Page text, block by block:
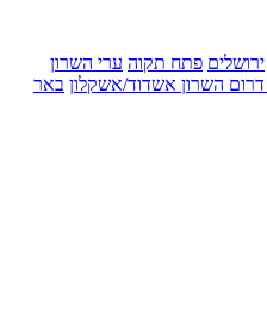
פתח תקוה ערי השרון
אשדוד/אשקלון באר